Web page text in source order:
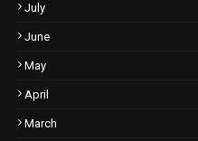
July
June
May
April
March